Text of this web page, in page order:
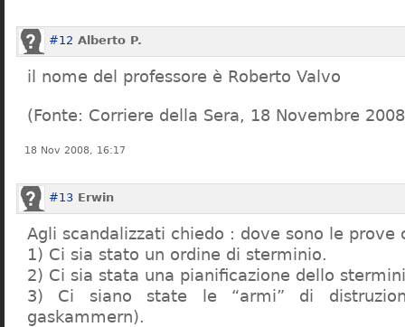
#12 Alberto P.
il nome del professore è Roberto Valvo
(Fonte: Corriere della Sera, 18 Novembre
18 Nov 2008, 16:17
#13 Erwin
Agli scandalizzati chiedo : dove sono le prove
1) Ci sia stato un ordine di sterminio.
2) Ci sia stata una pianificazione dello
3) Ci siano state le “armi” di
gaskammern).